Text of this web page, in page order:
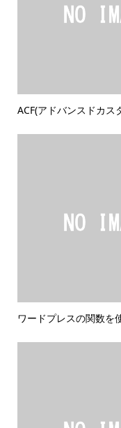
ACF(アドバンスドカ
ワードプレスの関数を